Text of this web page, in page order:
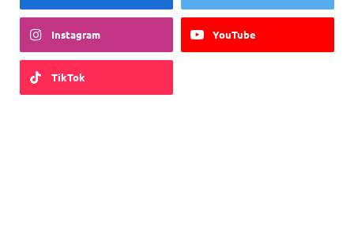
Instagram YouTube
TikTok